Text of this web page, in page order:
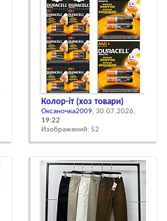
Колор-іт (хоз товари)
Оксаночка2009, 30.07.2026,
19:22
Изображений: 52